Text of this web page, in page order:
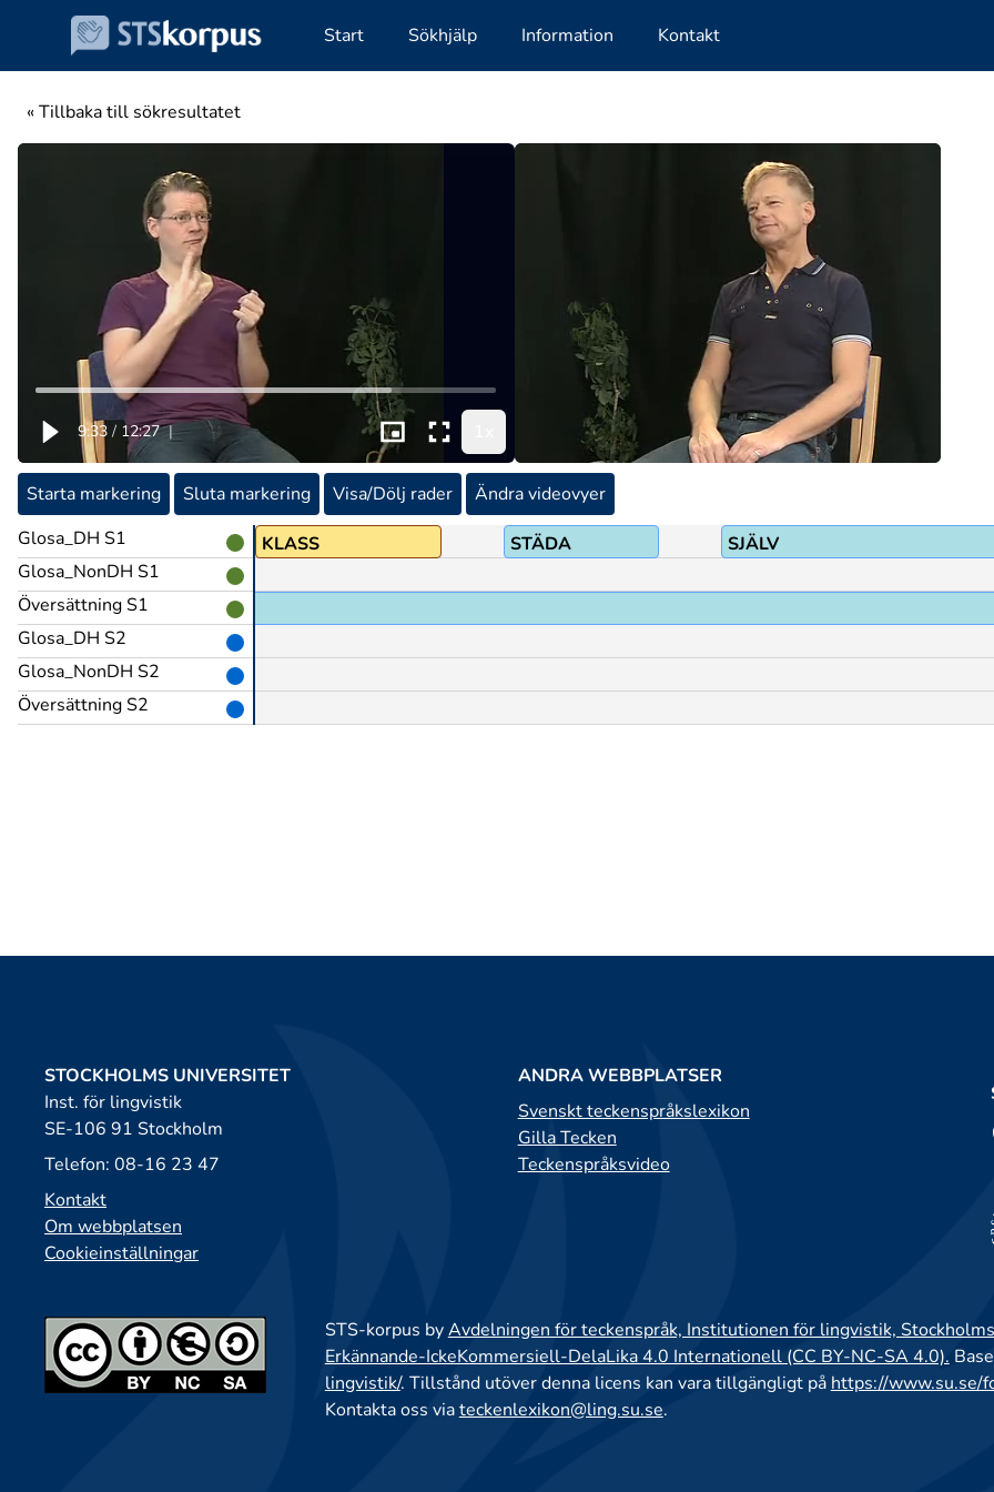
Start Sökhjälp Information Kontakt
« Tillbaka till sökresultatet
9:33 / 12:27 |
Starta markering Sluta markering Visa/Dölj rader
Ändra videovyer
Glosa_DH S1
Glosa_NonDH S1
Översättning S1
Glosa_DH S2
Glosa_NonDH S2
Översättning S2
ORDNING+TVÅ KLASS STÄDA SJÄLV
STOCKHOLMS UNIVERSITET
Inst. för lingvistik
SE-106 91 Stockholm
Telefon: 08-16 23 47
Kontakt
Om webbplatsen
Cookieinställningar
ANDRA WEBBPLATSER
Svenskt teckenspråkslexikon
Gilla Tecken
Teckenspråksvideo
STS-korpus byAvdelningen för teckenspråk, Institutionen för lingvistik,
Erkännande-IckeKommersiell-DelaLika 4.0 Internationell (CC BY-NC-SA 4.0).
lingvistik/. Tillstånd utöver denna licens kan vara tillgängligt på https://www.su.se/
Kontakta oss viateckenlexikon@ling.su.se.